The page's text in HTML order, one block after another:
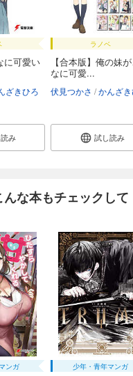
に可愛い
ざきひろ
み
ラノベ
【合本版】俺の妹
なに可愛...
伏見つかさ かんざ
試し読み
な本もチェックして
ンガ 少年・青年マンガ